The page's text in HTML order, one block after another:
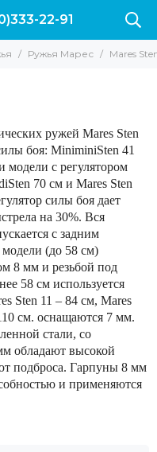
22-91
Ружья Марес Mares
ружей Mares Sten
боя: MiniminiSten 41
модели с регулятором
70 см и Mares Sten
силы боя дает
на 30%. Вся
с задним
(до 58 см)
8 мм и резьбой под
58 см используется
Sten 11 – 84 см, Mares
см. оснащаются 7 мм.
стали, со
обладают высокой
подброса. Гарпуны 8 мм
и применяются